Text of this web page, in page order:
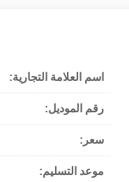
اسم العلامة التجارية:
رقم الموديل:
سعر:
موعد التسليم: